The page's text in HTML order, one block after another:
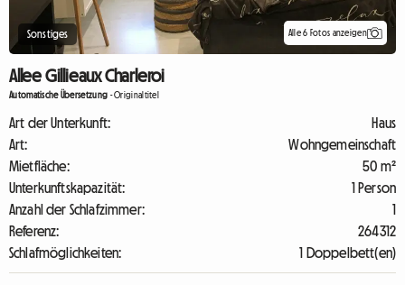
Sonstiges Alle 6 Fotos anzeigen
Allee Gillieaux Charleroi
Automatische Übersetzung -Originaltitel
Art der Unterkunft:
Haus
Art:
Wohngemeinschaft
Mietfläche:
50 m²
Unterkunftskapazität:
1 Person
Anzahl der Schlafzimmer:
1
Referenz:
264312
Schlafmöglichkeiten:
1 Doppelbett(en)